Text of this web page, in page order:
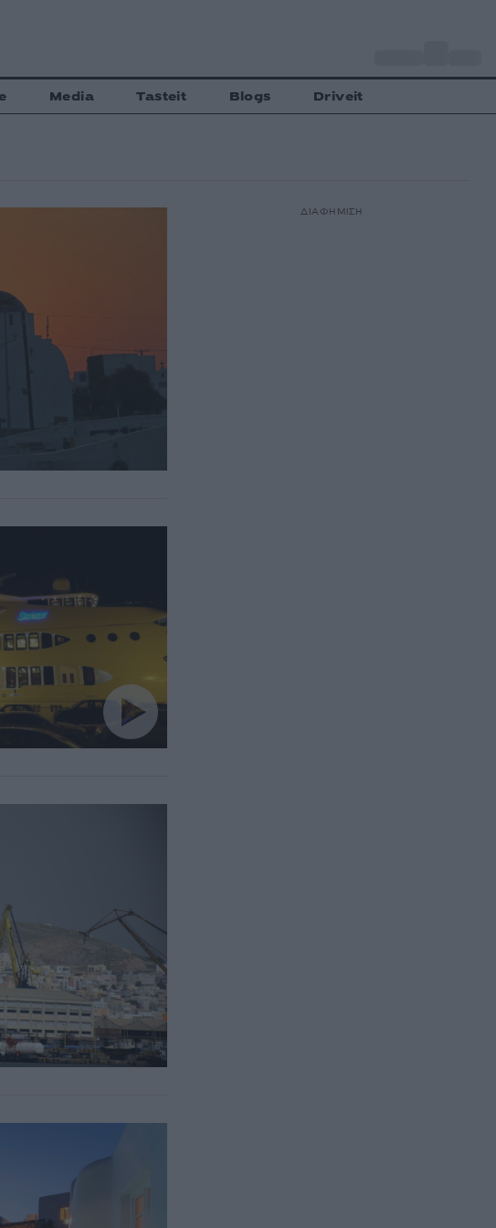
Media Tasteit Blogs Driveit
ΔΙΑΦΗΜΙΣΗ